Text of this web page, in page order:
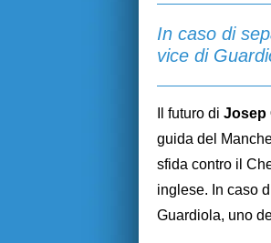
In caso di
vice di
Il futuro di Josep
guida del
sfida contro il
inglese. In caso
Guardiola, uno